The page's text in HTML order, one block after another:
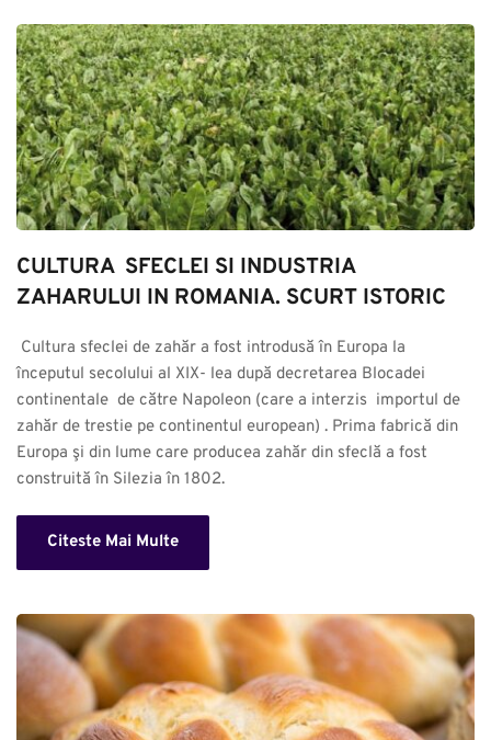
CULTURA  SFECLEI SI INDUSTRIA
ZAHARULUI IN ROMANIA. SCURT ISTORIC
începutul secolului al XIX- lea după decretarea Blocadei
continentale  de către Napoleon (care a interzis  importul de
zahăr de trestie pe continentul european) . Prima fabrică din
Europa şi din lume care producea zahăr din sfeclă a fost
construită în Silezia în 1802.
Citeste Mai Multe